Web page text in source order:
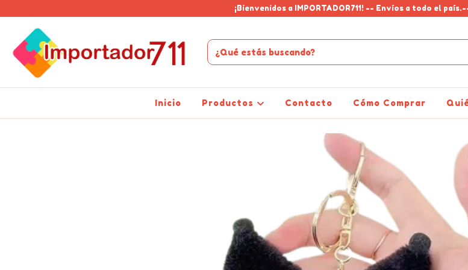
¡Bienvenidos a IMPORTADOR711! -- Envíos a todo el
Inicio Productos Contacto Cómo Comprar